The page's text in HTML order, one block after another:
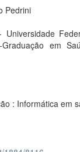
Pedrini
Universidade
em
: Informática em